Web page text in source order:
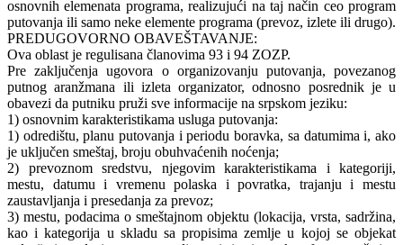
osnovnih elemenata programa, realizujući na taj način ceo program
putovanja ili samo neke elemente programa (prevoz, izlete ili drugo).
PREDUGOVORNO OBAVEŠTAVANJE:
Ova oblast je regulisana članovima 93 i 94 ZOZP.
Pre zaključenja ugovora o organizovanju putovanja, povezanog
putnog aranžmana ili izleta organizator, odnosno posrednik je u
obavezi da putniku pruži sve informacije na srpskom jeziku:
1) osnovnim karakteristikama usluga putovanja:
1) odredištu, planu putovanja i periodu boravka, sa datumima i, ako
je uključen smeštaj, broju obuhvaćenih noćenja;
2) prevoznom sredstvu, njegovim karakteristikama i kategoriji,
mestu, datumu i vremenu polaska i povratka, trajanju i mestu
zaustavljanja i presedanja za prevoz;
3) mestu, podacima o smeštajnom objektu (lokacija, vrsta, sadržina,
kao i kategorija u skladu sa propisima zemlje u kojoj se objekat